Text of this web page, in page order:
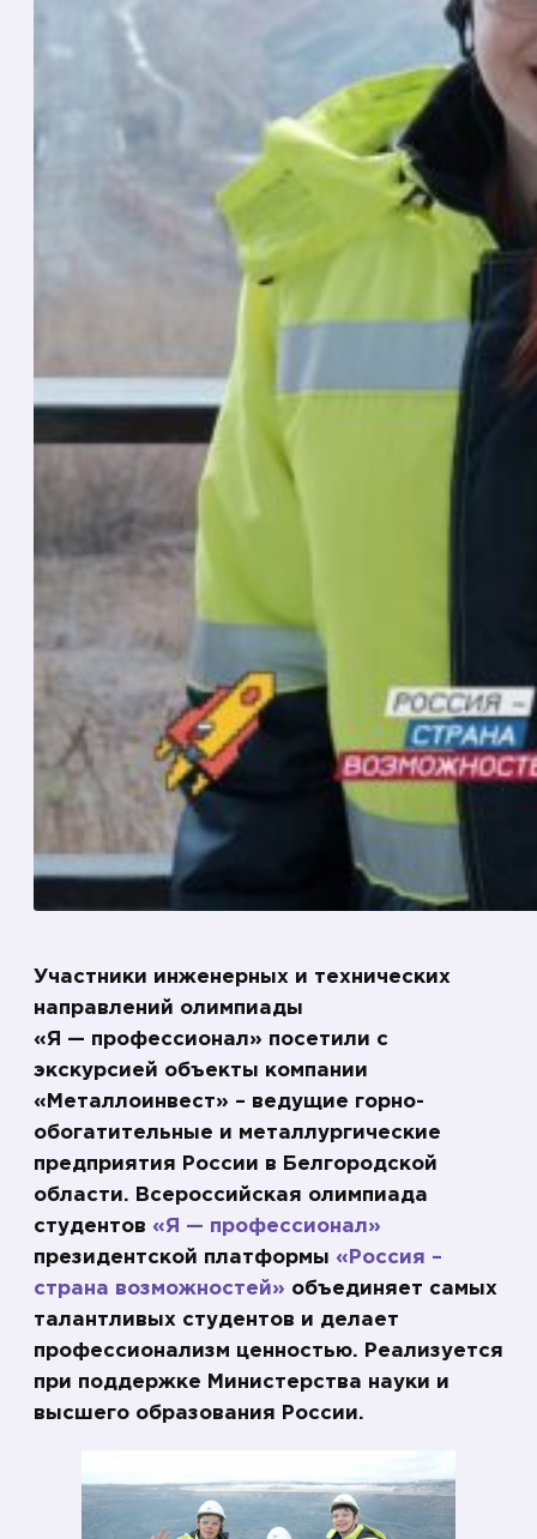
Участники инженерных и технических
направлений олимпиады
«Я — профессионал» посетили с
экскурсией объекты компании
«Металлоинвест» – ведущие горно-
обогатительные и металлургические
предприятия России в Белгородской
области. Всероссийская олимпиада
студентов «Я — профессионал»
президентской платформы «Россия –
страна возможностей» объединяет самых
талантливых студентов и делает
профессионализм ценностью. Реализуется
при поддержке Министерства науки и
высшего образования России.